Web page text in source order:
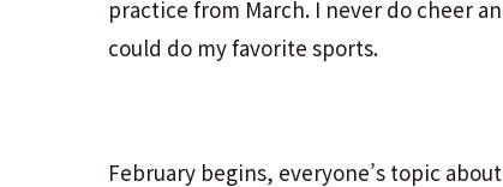
practice from March. I never do cheer
could do my favorite sports.
February begins, everyone’s topic